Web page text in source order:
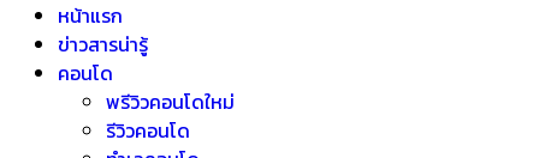
หน้าแรก
ข่าวสารน่ารู้
คอนโด
พรีวิวคอนโดใหม่
รีวิวคอนโด